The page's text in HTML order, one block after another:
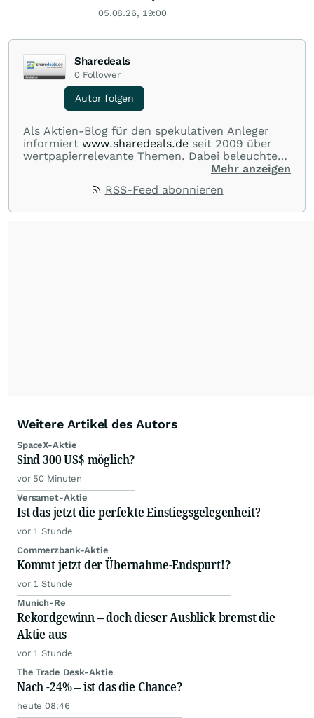
05.08.26, 19:00
Sharedeals
0 Follower
Autor folgen
Als Aktien-Blog für den spekulativen Anleger
informiert www.sharedeals.de seit 2009 über
wertpapierrelevante Themen. Dabei beleuchtet
sharedeals.de insbesondere aktuelleMehr anzeigen
RSS-Feed abonnieren
Weitere Artikel des Autors
SpaceX-Aktie
Sind 300 US$ möglich?
vor 50 Minuten
Versamet-Aktie
Ist das jetzt die perfekte Einstiegsgelegenheit?
vor 1 Stunde
Commerzbank-Aktie
Kommt jetzt der Übernahme-Endspurt!?
vor 1 Stunde
Munich-Re
Rekordgewinn – doch dieser Ausblick bremst die
Aktie aus
vor 1 Stunde
The Trade Desk-Aktie
Nach -24% – ist das die Chance?
heute 08:46